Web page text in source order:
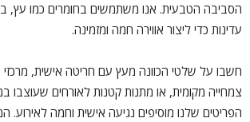
הסביבה הטבעית. אנו משתמשים בחומרים כמו עץ,
עדינות כדי ליצור אווירה חמה ומזמינה.
חשבו על שלטי הכוונה מעץ עם חריטה אישית,
צמחייה מקומית, או מתנות קטנות לאורחים שעוצבו
הפריטים שלנו מוסיפים נגיעה אישית וחמה